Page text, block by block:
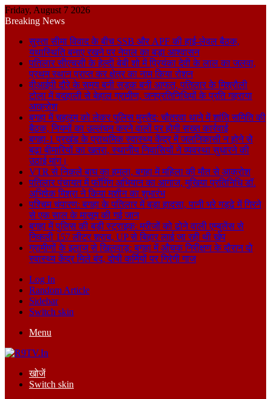
Friday, August 7 2026
Breaking News
सुस्ता सीमा विवाद के बीच SSB और APF की हाई-लेवल बैठक,
यथास्थिति बनाए रखने पर नेपाल का बड़ा आश्वासन
पतिलार सीएचसी के हेल्दी बेबी शो में प्रियंका देवी के लाल का जलवा,
प्रथम स्थान प्राप्त कर क्षेत्र का नाम किया रोशन
वीआईपी दौरे के समय बनी सड़क बनी आफत, पतिलार के मिश्रौली
टोला में बदहाली से बेहाल ग्रामीण, जनप्रतिनिधियों के प्रति गहराया
आक्रोश
बगहा में चहलूम को लेकर पुलिस मुस्तैद: चौतरवा थाने में शांति समिति की
बैठक, नियमों का उल्लंघन करने वालों पर होगी सख्त कार्रवाई
बगहा-1 प्रखंड के प्राथमिक स्वास्थ्य केंद्र में जलनिकासी न होने से
बढ़ा बीमारियों का खतरा, स्थानीय निवासियों ने व्यवस्था सुधारने की
उठाई मांग।
VTR से निकले बाघ का हमला, बगहा में महिला की मौत से आक्रोश
पतिलार पंचायत में फॉगिंग अभियान का आगाज, मुखिया प्रतिनिधि डॉ.
अभिषेक मिश्रा ने किया मशीन का शुभारंभ
पश्चिम चंपारण: बगहा के पतिलार में बड़ा हादसा, पानी भरे गड्ढे में गिरने
से एक साल के मासूम की गई जान
बगहा में पुलिस की बड़ी स्ट्राइक: मरीजों को ढोने वाली एम्बुलेंस से
निकली 157 लीटर शराब, UP से बिहार लाई जा रही थी खेप
ग्रामीणों के इलाज से खिलवाड़: बगहा में औचक निरीक्षण के दौरान दो
स्वास्थ्य केंद्र मिले बंद, दोषी कर्मियों पर गिरेगी गाज
Log In
Random Article
Sidebar
Switch skin
Menu
खोजें
Switch skin